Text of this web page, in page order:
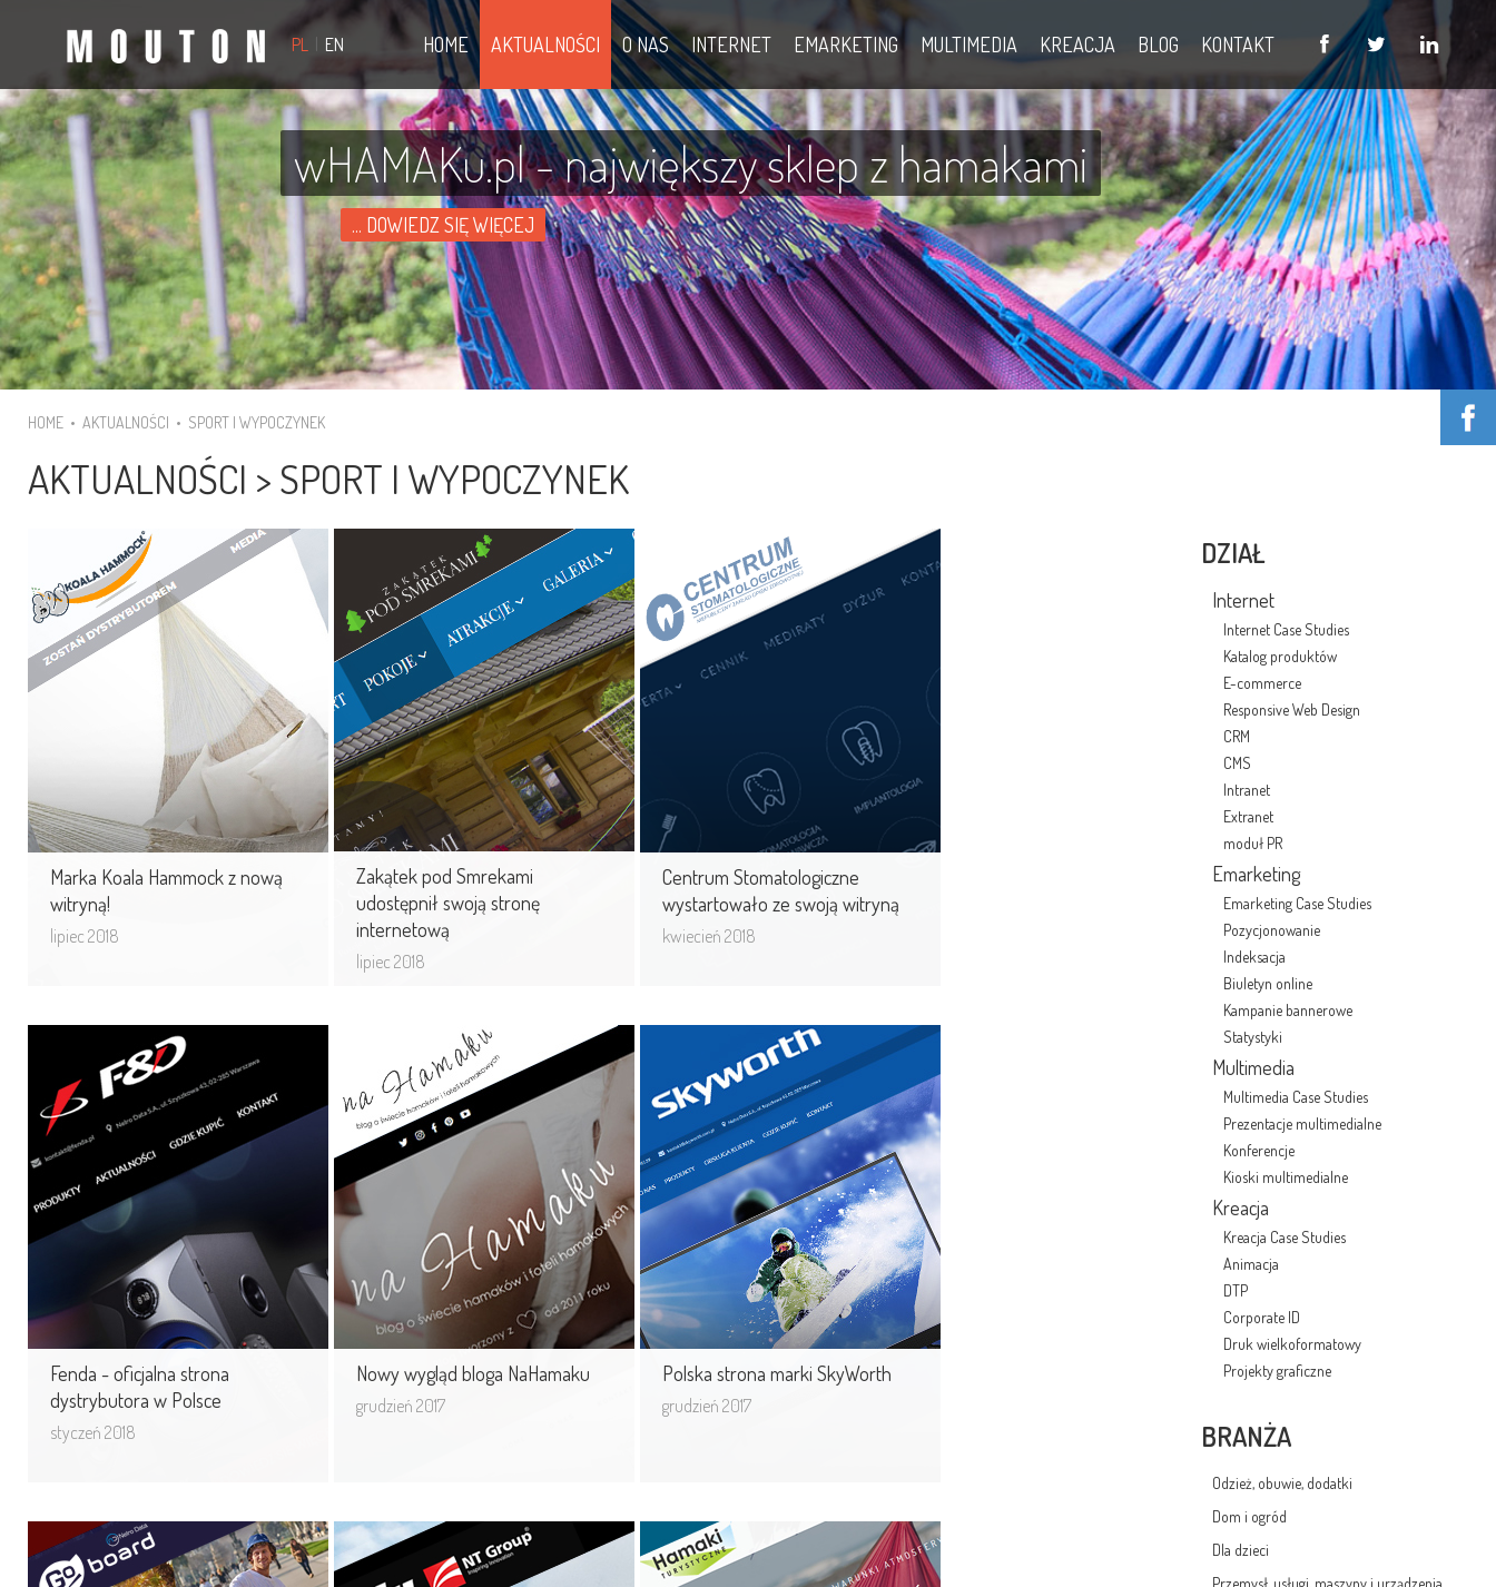
PL EN HOME AKTUALNOŚCI O NAS INTERNET EMARKETING MULTIMEDIA KREACJA BLOG KONTAKT
wHAMAKu.pl - największy sklep z hamakami
... DOWIEDZ SIĘ WIĘCEJ
HOME • AKTUALNOŚCI • SPORT I WYPOCZYNEK
AKTUALNOŚCI > SPORT I WYPOCZYNEK
Marka Koala Hammock z nową
witryną!
lipiec 2018
Marka Koala Hammock
z nową witryną!
Przygotowaliśmy witrynę skupiającą
produkty marki Koala Hammock.
Efektem pracy jest nowoczesny
Zakątek pod Smrekami
udostępnił swoją stronę
internetową
lipiec 2018
Zakątek pod Smrekami
udostępnił swoją stronę
internetową
Zapoznaj się z nowym projektem
noclegikoscielisko.com.pl
Centrum Stomatologiczne
wystartowało ze swoją witryną
kwiecień 2018
Centrum Stomatologiczne
wystartowało ze swoją
witryną
W pełni zoptymalizowana strona
Stomatologicznego w Siedlcach.
Fenda - oficjalna strona
dystrybutora w Polsce
styczeń 2018
Fenda - oficjalna strona
dystrybutora w Polsce
Witryna internetowa atrakcyjnym
sposobem na promocję nowego
wizerunku firmy Fenda.
Nowy wygląd bloga NaHamaku
grudzień 2017
Nowy wygląd bloga
NaHamaku
Polska strona marki SkyWorth
grudzień 2017
Polska strona marki
SkyWorth
Wyłączny dystrybutor marki
SkyWorth na terenie Polski - Nelro
Data S.A. uruchomił nową stronę
internetową. ...
DZIAŁ
Internet
Internet Case Studies
Katalog produktów
E-commerce
Responsive Web Design
CRM
CMS
Intranet
Extranet
moduł PR
Emarketing
Emarketing Case Studies
Pozycjonowanie
Indeksacja
Biuletyn online
Kampanie bannerowe
Statystyki
Multimedia
Multimedia Case Studies
Prezentacje multimedialne
Konferencje
Kioski multimedialne
Kreacja
Kreacja Case Studies
Animacja
DTP
Corporate ID
Druk wielkoformatowy
Projekty graficzne
BRANŻA
Odzież, obuwie, dodatki
Dom i ogród
Dla dzieci
Przemysł, usługi, maszyny i urządzenia